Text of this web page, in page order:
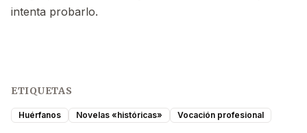
intenta probarlo.
ETIQUETAS
Huérfanos Novelas «históricas» Vocación profesional